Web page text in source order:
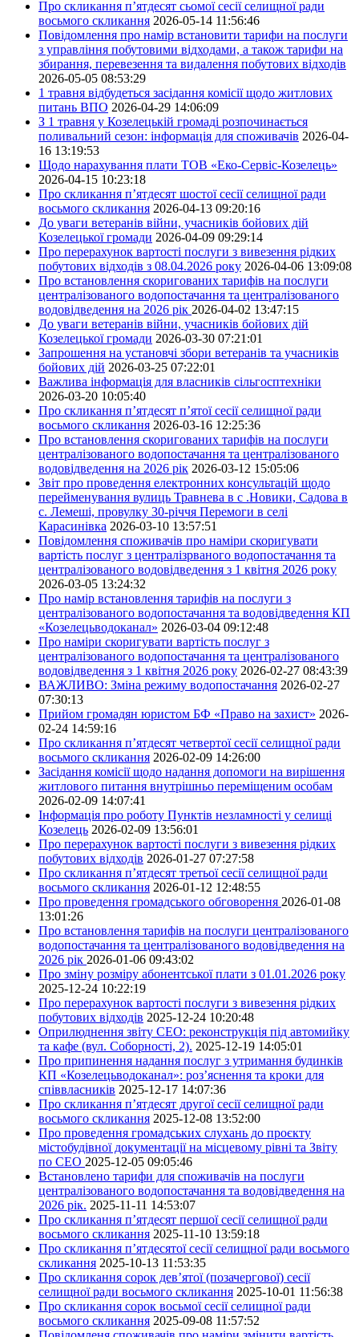
Про скликання п’ятдесят сьомої сесії селищної ради
восьмого скликання 2026-05-14 11:56:46
Повідомлення про намір встановити тарифи на послуги
з управління побутовими відходами, а також тарифи на
збирання, перевезення та видалення побутових відходів
2026-05-05 08:53:29
1 травня відбудеться засідання комісії щодо житлових
питань ВПО 2026-04-29 14:06:09
З 1 травня у Козелецькій громаді розпочинається
поливальний сезон: інформація для споживачів 2026-04-
16 13:19:53
Щодо нарахування плати ТОВ «Еко-Сервіс-Козелець»
2026-04-15 10:23:18
Про скликання п’ятдесят шостої сесії селищної ради
восьмого скликання 2026-04-13 09:20:16
До уваги ветеранів війни, учасників бойових дій
Козелецької громади 2026-04-09 09:29:14
Про перерахунок вартості послуги з вивезення рідких
побутових відходів з 08.04.2026 року 2026-04-06 13:09:08
Про встановлення скоригованих тарифів на послуги
централізованого водопостачання та централізованого
водовідведення на 2026 рік 2026-04-02 13:47:15
До уваги ветеранів війни, учасників бойових дій
Козелецької громади 2026-03-30 07:21:01
Запрошення на установчі збори ветеранів та учасників
бойових дій 2026-03-25 07:22:01
Важлива інформація для власників сільгосптехніки
2026-03-20 10:05:40
Про скликання п’ятдесят п’ятої сесії селищної ради
восьмого скликання 2026-03-16 12:25:36
Про встановлення скоригованих тарифів на послуги
централізованого водопостачання та централізованого
водовідведення на 2026 рік 2026-03-12 15:05:06
Звіт про проведення електронних консультацій щодо
перейменування вулиць Травнева в с .Новики, Садова в
с. Лемеші, провулку 30-річчя Перемоги в селі
Карасинівка 2026-03-10 13:57:51
Повідомлення споживачів про наміри скоригувати
вартість послуг з централізрваного водопостачання та
централізованого водовідведення з 1 квітня 2026 року
2026-03-05 13:24:32
Про намір встановлення тарифів на послуги з
централізованого водопостачання та водовідведення КП
«Козелецьводоканал» 2026-03-04 09:12:48
Про наміри скоригувати вартість послуг з
централізованого водопостачання та централізованого
водовідведення з 1 квітня 2026 року 2026-02-27 08:43:39
ВАЖЛИВО: Зміна режиму водопостачання 2026-02-27
07:30:13
Прийом громадян юристом БФ «Право на захист» 2026-
02-24 14:59:16
Про скликання п’ятдесят четвертої сесії селищної ради
восьмого скликання 2026-02-09 14:26:00
Засідання комісії щодо надання допомоги на вирішення
житлового питання внутрішньо переміщеним особам
2026-02-09 14:07:41
Інформація про роботу Пунктів незламності у селищі
Козелець 2026-02-09 13:56:01
Про перерахунок вартості послуги з вивезення рідких
побутових відходів 2026-01-27 07:27:58
Про скликання п’ятдесят третьої сесії селищної ради
восьмого скликання 2026-01-12 12:48:55
Про проведення громадського обговорення 2026-01-08
13:01:26
Про встановлення тарифів на послуги централізованого
водопостачання та централізованого водовідведення на
2026 рік 2026-01-06 09:43:02
Про зміну розміру абонентської плати з 01.01.2026 року
2025-12-24 10:22:19
Про перерахунок вартості послуги з вивезення рідких
побутових відходів 2025-12-24 10:20:48
Оприлюднення звіту СЕО: реконструкція під автомийку
та кафе (вул. Соборності, 2). 2025-12-19 14:05:01
Про припинення надання послуг з утримання будинків
КП «Козелецьводоканал»: роз’яснення та кроки для
співвласників 2025-12-17 14:07:36
Про скликання п’ятдесят другої сесії селищної ради
восьмого скликання 2025-12-08 13:52:00
Про проведення громадських слухань до проєкту
містобудівної документації на місцевому рівні та Звіту
по СЕО 2025-12-05 09:05:46
Встановлено тарифи для споживачів на послуги
централізованого водопостачання та водовідведення на
2026 рік. 2025-11-11 14:53:07
Про скликання п’ятдесят першої сесії селищної ради
восьмого скликання 2025-11-10 13:59:18
Про скликання п’ятдесятої сесії селищної ради восьмого
скликання 2025-10-13 11:53:35
Про скликання сорок дев’ятої (позачергової) сесії
селищної ради восьмого скликання 2025-10-01 11:56:38
Про скликання сорок восьмої сесії селищної ради
восьмого скликання 2025-09-08 11:57:52